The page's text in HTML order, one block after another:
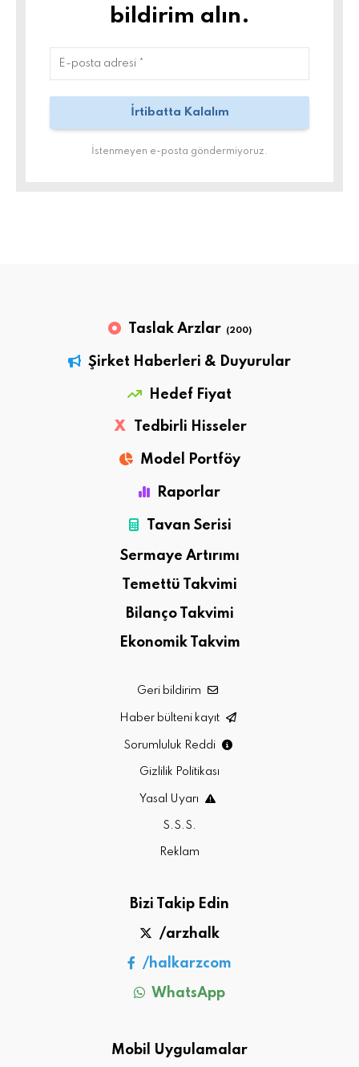
bildirim alın.
İstenmeyen e-posta göndermiyoruz.
Taslak Arzlar (200)
Şirket Haberleri & Duyurular
Hedef Fiyat
X Tedbirli Hisseler
Model Portföy
Raporlar
Tavan Serisi
Sermaye Artırımı
Temettü Takvimi
Bilanço Takvimi
Ekonomik Takvim
Geri bildirim
Haber bülteni kayıt
Sorumluluk Reddi
Gizlilik Politikası
Yasal Uyarı
S.S.S.
Reklam
Bizi Takip Edin
/arzhalk
/halkarzcom
WhatsApp
Mobil Uygulamalar